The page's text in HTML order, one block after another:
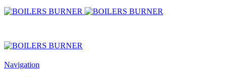
Navigation